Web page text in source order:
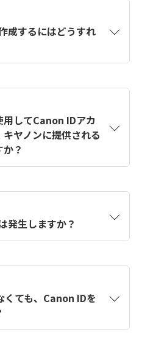
成するにはどうすれ
【カメラ】Canon IDとは
作成方法は？をご確認く
してCanon IDアカ
ヤノンに提供される
？
得します。アカウントを
に、この情報を使用して
ムを入力します。
発生しますか？
くても、Canon IDを